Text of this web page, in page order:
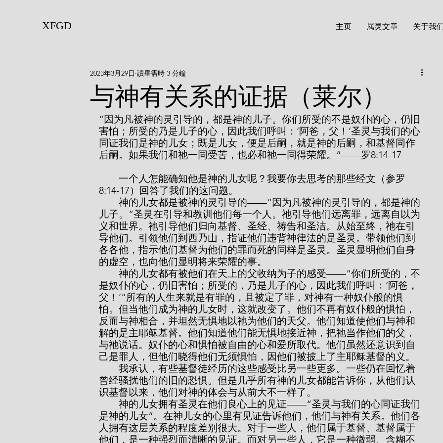
XFGD 主页 属灵文章 关于我
与神有关系的证据（莱尔）
2023年3月29日 讀畢需時 3 分鐘
“因为凡被神的灵引导的，都是神的儿子。你们所受的不是奴仆的心，仍旧
害怕；所受的乃是儿子的心，因此我们呼叫：‘阿爸，父！’圣灵与我们的心
同证我们是神的儿女；既是儿女，便是后嗣，就是神的后嗣，和基督同作
后嗣。如果我们和祂一同受苦，也必和祂一同得荣耀。”——罗8:14-17
8:14-17）回答了我们的这问题。
儿子。”圣灵在引导和教训他们每一个人。祂引导他们远离罪，远离自以为
义和世界。祂引导他们归向基督、圣经、祷告和圣洁。从始至终，祂在引
导他们。引领他们到西乃山，指证他们违背神律法的是圣灵。带领他们到
各各他，指示他们基督为他们的罪而死的同样是圣灵。圣灵显明他们自身
的虚空，也向他们显明将来荣耀的事。
是奴仆的心，仍旧害怕；所受的，乃是儿子的心，因此我们呼叫﹕‘阿爸，
父！’”所有的人生来就是有罪的，且被定了罪，对神有一种奴仆般的惧
怕。但当他们成为神的儿女时，这就改变了。他们不再有奴仆般的惧怕，
反而与神相合，并坦然无惧地以祂为他们的天父。他们知道使他们与神和
解的是主耶稣基督。他们知道他们能无惧地接近神，把祂当作他们的父，
与祂说话。奴仆的心和惧怕被自由的心和爱所取代。他们虽然还意识到自
己是罪人，但他们晓得他们无须惧怕，因他们被披上了主耶稣基督的义。
曾经骚扰他们的旧的恐惧。但是几乎所有神的儿女都能告诉你，从他们认
识基督以来，他们对神的体会与从前大不一样了。
是神的儿女”。在神儿女的心里有见证告诉他们，他们与神有关系。他们各
人拥有这层关系的程度差别很大。对于一些人，他们属于基督、基督属于
他们，是一种强烈而清晰的见证。而对另一些人，它是一种微弱、含糊不